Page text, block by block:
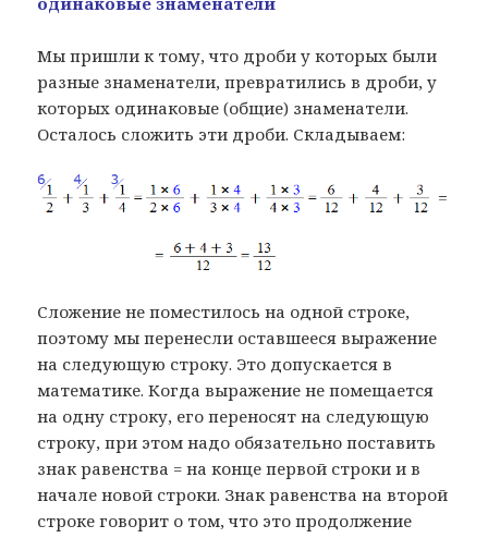
Мы пришли к тому, что дроби у которых были
разные знаменатели, превратились в дроби, у
которых одинаковые (общие) знаменатели.
Осталось сложить эти дроби. Складываем:
Сложение не поместилось на одной строке,
поэтому мы перенесли оставшееся выражение
на следующую строку. Это допускается в
математике. Когда выражение не помещается
на одну строку, его переносят на следующую
строку, при этом надо обязательно поставить
знак равенства = на конце первой строки и в
начале новой строки. Знак равенства на второй
строке говорит о том, что это продолжение